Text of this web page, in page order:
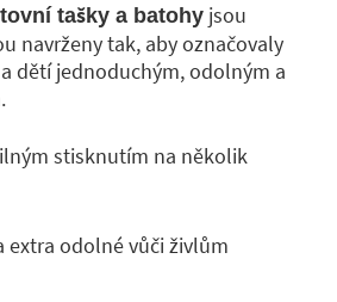
tašky a batohy jsou
navrženy tak, aby označovaly
dětí jednoduchým, odolným a
stisknutím na několik
extra odolné vůči živlům